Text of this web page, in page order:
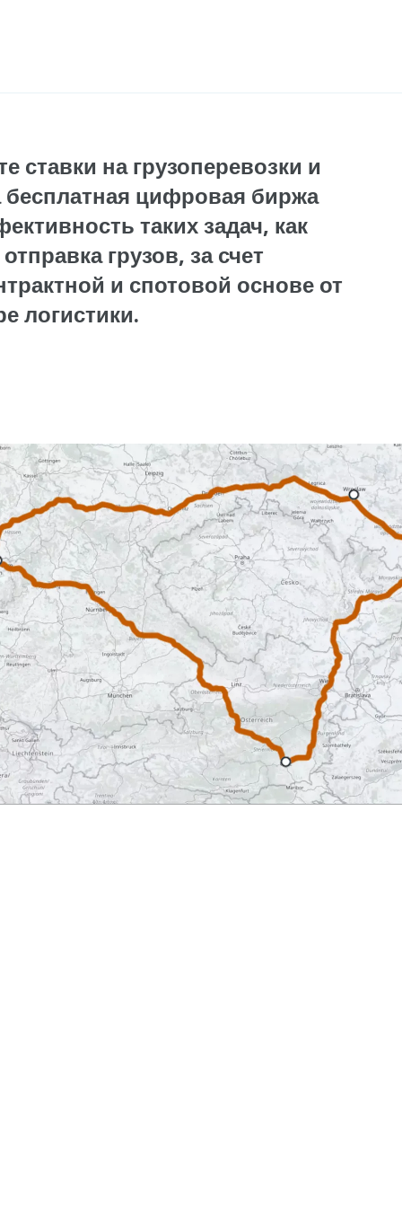
ставки на грузоперевозки и
цифровая биржа
таких задач, как
грузов, за счет
и спотовой основе от
логистики.